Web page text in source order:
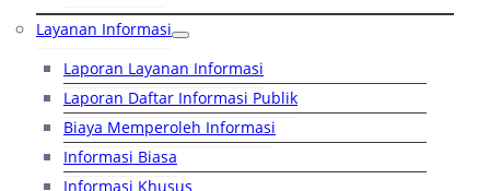
Layanan Informasi
Laporan Layanan Informasi
Laporan Daftar Informasi Publik
Biaya Memperoleh Informasi
Informasi Biasa
Informasi Khusus